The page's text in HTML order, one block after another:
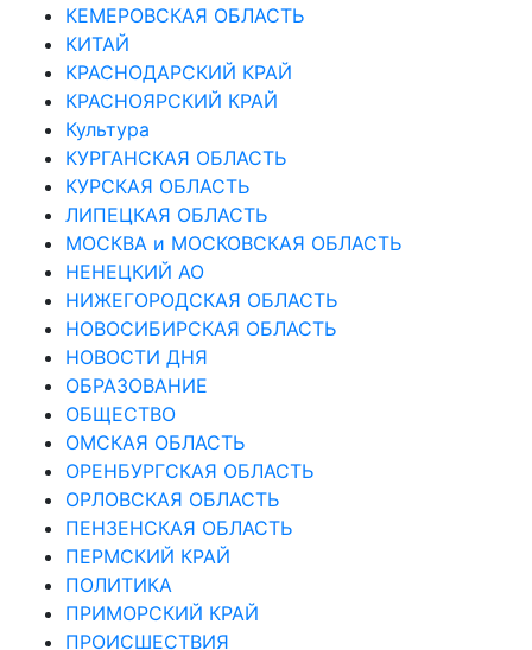
КЕМЕРОВСКАЯ ОБЛАСТЬ
КИТАЙ
КРАСНОДАРСКИЙ КРАЙ
КРАСНОЯРСКИЙ КРАЙ
Культура
КУРГАНСКАЯ ОБЛАСТЬ
КУРСКАЯ ОБЛАСТЬ
ЛИПЕЦКАЯ ОБЛАСТЬ
МОСКВА и МОСКОВСКАЯ ОБЛАСТЬ
НЕНЕЦКИЙ АО
НИЖЕГОРОДСКАЯ ОБЛАСТЬ
НОВОСИБИРСКАЯ ОБЛАСТЬ
НОВОСТИ ДНЯ
ОБРАЗОВАНИЕ
ОБЩЕСТВО
ОМСКАЯ ОБЛАСТЬ
ОРЕНБУРГСКАЯ ОБЛАСТЬ
ОРЛОВСКАЯ ОБЛАСТЬ
ПЕНЗЕНСКАЯ ОБЛАСТЬ
ПЕРМСКИЙ КРАЙ
ПОЛИТИКА
ПРИМОРСКИЙ КРАЙ
ПРОИСШЕСТВИЯ